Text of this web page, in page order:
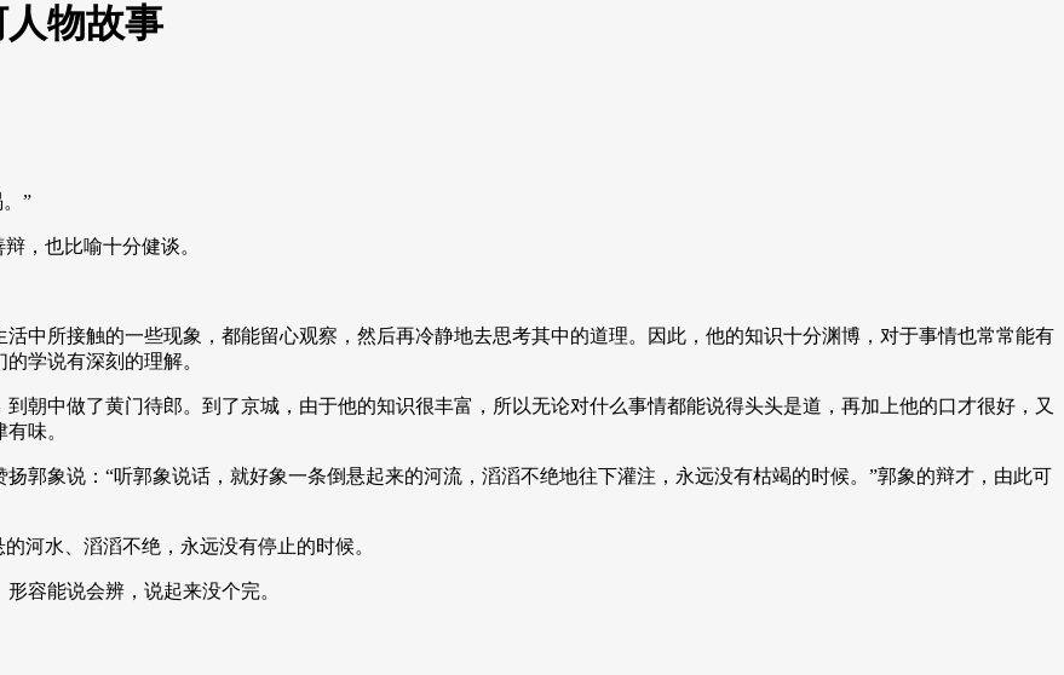
物故事
”
，也比喻十分健谈。
中所接触的一些现象，都能留心观察，然后再冷静地去思考其中的道理。因此，他的知识十分渊博，对于事情也常常能有
学说有深刻的理解。
朝中做了黄门待郎。到了京城，由于他的知识很丰富，所以无论对什么事情都能说得头头是道，再加上他的口才很好，又
味。
郭象说：“听郭象说话，就好象一条倒悬起来的河流，滔滔不绝地往下灌注，永远没有枯竭的时候。”郭象的辩才，由此可
河水、滔滔不绝，永远没有停止的时候。
容能说会辨，说起来没个完。